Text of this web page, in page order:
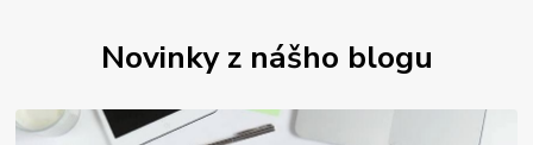
Novinky z nášho blogu